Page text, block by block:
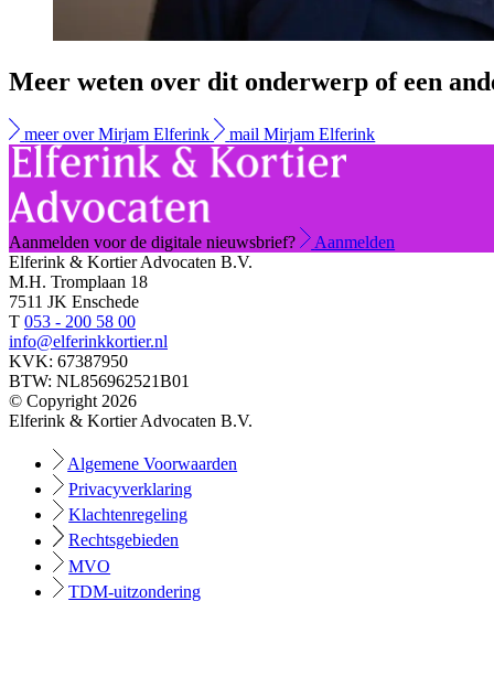
Meer weten over dit onderwerp of een
meer over Mirjam Elferink mail Mirjam Elferink
Aanmelden voor de digitale nieuwsbrief?
Aanmelden
Elferink & Kortier Advocaten B.V.
M.H. Tromplaan 18
7511 JK Enschede
T 053 - 200 58 00
info@elferinkkortier.nl
KVK: 67387950
BTW: NL856962521B01
© Copyright 2026
Elferink & Kortier Advocaten B.V.
Algemene Voorwaarden
Privacyverklaring
Klachtenregeling
Rechtsgebieden
MVO
TDM-uitzondering